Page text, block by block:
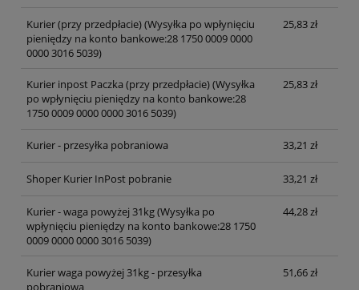
Kurier (przy przedpłacie)(Wysyłka po wpłynięciu
pieniędzy na konto bankowe:28 1750 0009 0000
0000 3016 5039)
25,83 zł
Kurier inpost Paczka (przy przedpłacie)(Wysyłka
po wpłynięciu pieniędzy na konto bankowe:28
1750 0009 0000 0000 3016 5039)
25,83 zł
Kurier - przesyłka pobraniowa 33,21 zł
Shoper Kurier InPost pobranie 33,21 zł
Kurier - waga powyżej 31kg(Wysyłka po
wpłynięciu pieniędzy na konto bankowe:28 1750
0009 0000 0000 3016 5039)
44,28 zł
Kurier waga powyżej 31kg - przesyłka
pobraniowa
51,66 zł